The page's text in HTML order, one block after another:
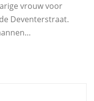
vrouw voor
Deventerstraat.